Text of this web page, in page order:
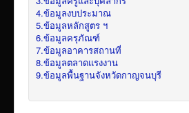
4.ข้อมูลงบประมาณ
5.ข้อมูลหลักสูตร ฯ
6.ข้อมูลครุภัณฑ์
7.ข้อมูลอาคารสถานที่
8.ข้อมูลตลาดแรงงาน
9.ข้อมูลพื้นฐานจังหวัดกาญจนบุรี